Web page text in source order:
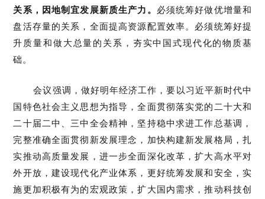
关系，因地制宜发展新质生产力。 必须统筹好做优增量和
盘活存量的关系，全面提高资源配置效率。必须统筹好提
升质量和做大总量的关系，夯实中国式现代化的物质基
础。
会议强调，做好明年经济工作，要以习近平新时代中
国特色社会主义思想为指导，全面贯彻落实党的二十大和
二十届二中、三中全会精神，坚持稳中求进工作总基调，
完整准确全面贯彻新发展理念，加快构建新发展格局，扎
实推动高质量发展，进一步全面深化改革，扩大高水平对
外开放，建设现代化产业体系，更好统筹发展和安全，实
施更加积极有为的宏观政策，扩大国内需求，推动科技创